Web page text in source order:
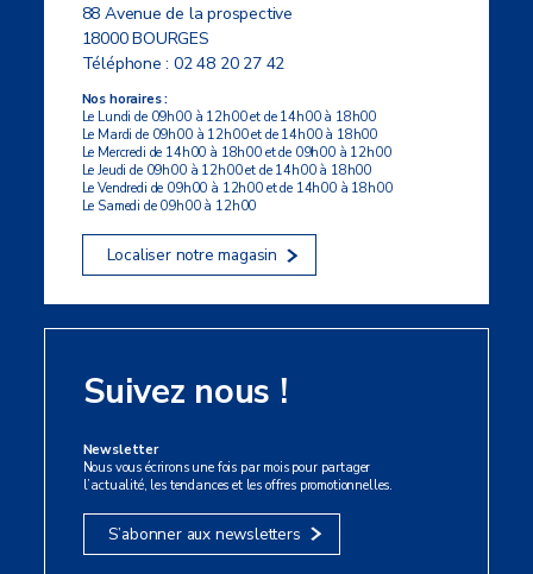
88 Avenue de la prospective
18000 BOURGES
Téléphone :02 48 20 27 42
Nos horaires :
Le Lundi de 09h00 à 12h00 et de 14h00 à 18h00
Le Mardi de 09h00 à 12h00 et de 14h00 à 18h00
Le Mercredi de 14h00 à 18h00 et de 09h00 à 12h00
Le Jeudi de 09h00 à 12h00 et de 14h00 à 18h00
Le Vendredi de 09h00 à 12h00 et de 14h00 à 18h00
Le Samedi de 09h00 à 12h00
Localiser notre magasin
Suivez nous !
Newsletter
Nous vous écrirons une fois par mois pour partager
l’actualité, les tendances et les offres promotionnelles.
S’abonner aux newsletters